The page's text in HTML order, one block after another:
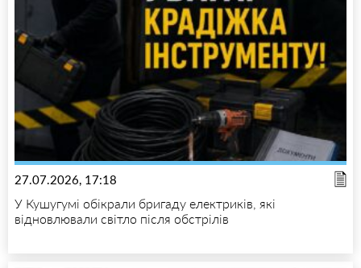
27.07.2026, 17:18
У Кушугумі обікрали бригаду електриків, які
відновлювали світло після обстрілів